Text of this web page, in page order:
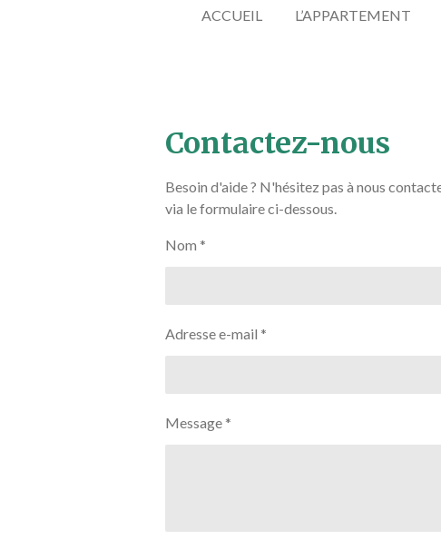
ACCUEIL L’APPARTEMENT
Contactez-nous
Besoin d'aide ? N'hésitez pas à nous
via le formulaire ci-dessous.
Nom *
Adresse e-mail *
Message *